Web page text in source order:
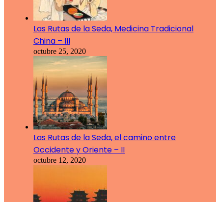
Las Rutas de la Seda, Medicina Tradicional
China – III
octubre 25, 2020
Las Rutas de la Seda, el camino entre
Occidente y Oriente – II
octubre 12, 2020